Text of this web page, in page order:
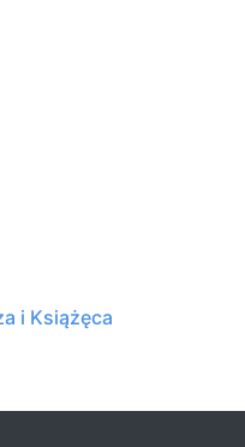
i Książęca